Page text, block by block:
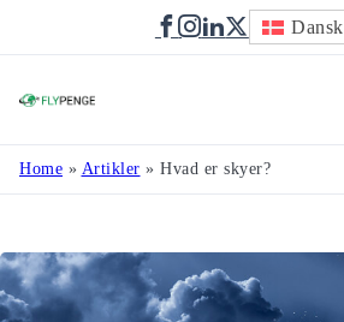
Dansk
Home » Artikler » Hvad er skyer?